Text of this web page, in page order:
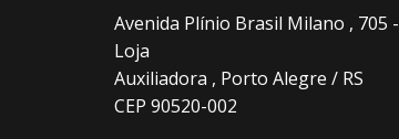
Avenida Plínio Brasil Milano , 705 -
Loja
Auxiliadora , Porto Alegre / RS
CEP 90520-002